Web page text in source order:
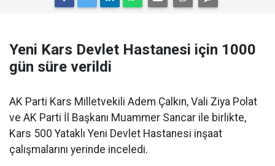
Yeni Kars Devlet Hastanesi için 1000
gün süre verildi
AK Parti Kars Milletvekili Adem Çalkın, Vali Ziya Polat
ve AK Parti İl Başkanı Muammer Sancar ile birlikte,
Kars 500 Yataklı Yeni Devlet Hastanesi inşaat
çalışmalarını yerinde inceledi.